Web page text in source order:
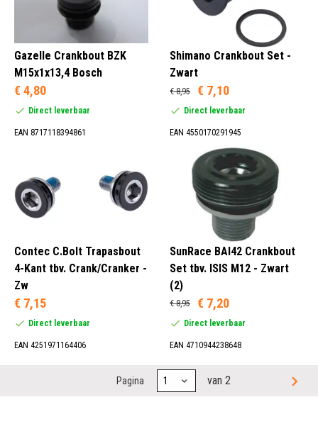
Gazelle Crankbout BZK
M15x1x13,4 Bosch
€ 4,80
Direct leverbaar
EAN 8717118394861
Shimano Crankbout Set -
Zwart
€ 8,95 € 7,10
Direct leverbaar
EAN 4550170291945
Contec C.Bolt Trapasbout
4-Kant tbv. Crank/Cranker -
Zw
€ 7,15
Direct leverbaar
EAN 4251971164406
SunRace BAI42 Crankbout
Set tbv. ISIS M12 - Zwart
(2)
€ 8,95 € 7,20
Direct leverbaar
EAN 4710944238648
Pagina van 2